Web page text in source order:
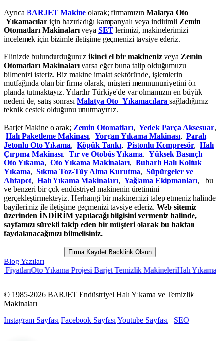
Ayrıca BARJET Makine olarak; firmamızın Malatya Oto
Yıkamacılar için hazırladığı kampanyalı veya indirimli Zemin
Otomatları Makinalarıveya SET lerimizi, makinelerimizi
incelemek için bizimle iletişime geçmenizi tavsiye ederiz.
Elinizde bulundurduğunuz ikinci el bir makineniz veya Zemin
Otomatları Makinalarıvarsa eğer buna talip olduğumuzu
bilmenizi isteriz. Biz makine imalat sektöründe, işlemlerin
mutfağında olan bir firma olarak, müşteri memnununiyetini ön
planda tutmaktayız. Yılardır Türkiye'de var olmamızın en büyük
nedeni de, satış sonrası Malatya Oto Yıkamacılara sağladığımız
teknik destek olduğunu unutmayınız.
Barjet Makine olarak; Zemin Otomatları, Yedek Parça Aksesuar,
Halı Paketleme Makinası, Yorgan Yıkama Makinası, Paralı
Jetonlu Oto Yıkama, Köpük Tankı, Pistonlu Kompresör, Halı
Çırpma Makinası, Tır ve Otobüs Yıkama, Yüksek Basınçlı
Oto Yıkama, Oto Yıkama Makinaları, Buharlı Halı Koltuk
Yıkama, Sıkma Toz-Tüy Alma Kurutma, Süpürgeler ve
Ahtapot, Halı Yıkama Makinaları, Yağlama Ekipmanları, bu
ve benzeri bir çok endüstriyel makinenin üretimini
gerçekleştirmekteyiz. Herhangi bir makinemizi talep etmeniz halinde
bayilerimiz ile iletişime geçmenizi tavsiye ederiz. Web sitemiz
üzerinden İNDİRİM yapılacağı bilgisini vermeniz halinde,
sayfamızı sürekli takip eden bir müşteri olarak bu haktan
faydalanacağınızı bilmelisiniz.
Firma Kaydet Backlink Olsun
Blog Yazıları
Oto Yıkama Projesi Barjet Temizlik MakineleriHalı Yıkama
© 1985-2026 BARJET Endüstriyel Halı Yıkama ve Temizlik
Makinaları
Instagram Sayfası Facebook SayfasıYoutube Sayfası SEO